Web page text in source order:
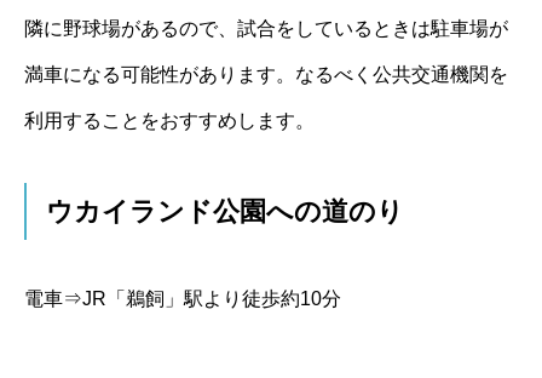
隣に野球場があるので、試合をしているときは駐車場が
満車になる可能性があります。なるべく公共交通機関を
利用することをおすすめします。
ウカイランド公園への道のり
電車⇒JR「鵜飼」駅より徒歩約10分